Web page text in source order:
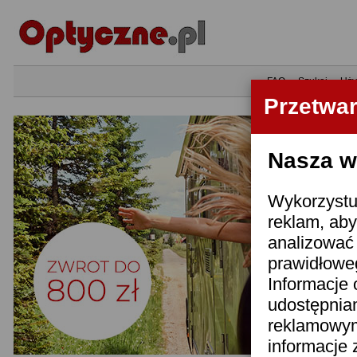
Nasza
reklam,
Informacje
informacje
•FAQ•Szukaj•